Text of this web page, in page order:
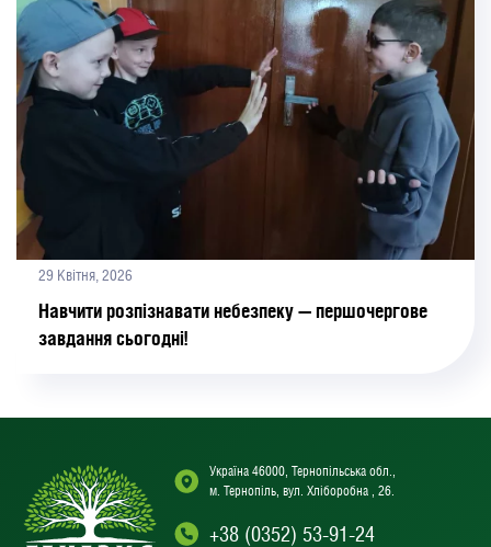
29 Квітня, 2026
Навчити розпізнавати небезпеку — першочергове
завдання сьогодні!
Україна 46000, Тернопільська обл.,
м. Тернопіль, вул. Хліборобна , 26.
+38 (0352) 53-91-24